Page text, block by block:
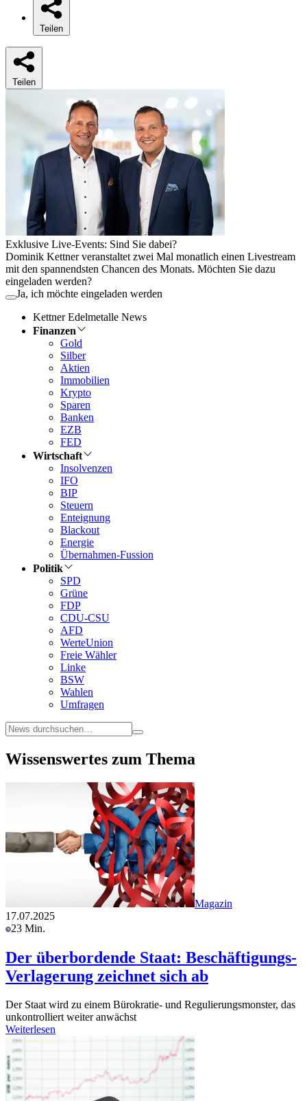
Teilen
Teilen
Exklusive Live-Events: Sind Sie dabei?
Dominik Kettner veranstaltet zwei Mal monatlich einen Livestream
mit den spannendsten Chancen des Monats. Möchten Sie dazu
eingeladen werden?
Ja, ich möchte eingeladen werden
Kettner Edelmetalle News
Finanzen
Gold
Silber
Aktien
Immobilien
Krypto
Sparen
Banken
EZB
FED
Wirtschaft
Insolvenzen
IFO
BIP
Steuern
Enteignung
Blackout
Energie
Übernahmen-Fussion
Politik
SPD
Grüne
FDP
CDU-CSU
AFD
WerteUnion
Freie Wähler
Linke
BSW
Wahlen
Umfragen
Wissenswertes zum Thema
Magazin
17.07.2025
23 Min.
Der überbordende Staat: Beschäftigungs-
Verlagerung zeichnet sich ab
Der Staat wird zu einem Bürokratie- und Regulierungsmonster, das
unkontrolliert weiter anwächst
Weiterlesen